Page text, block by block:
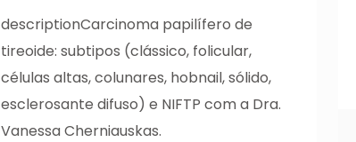
descriptionCarcinoma papilífero de
tireoide: subtipos (clássico, folicular,
células altas, colunares, hobnail, sólido,
esclerosante difuso) e NIFTP com a Dra.
Vanessa Cherniauskas.